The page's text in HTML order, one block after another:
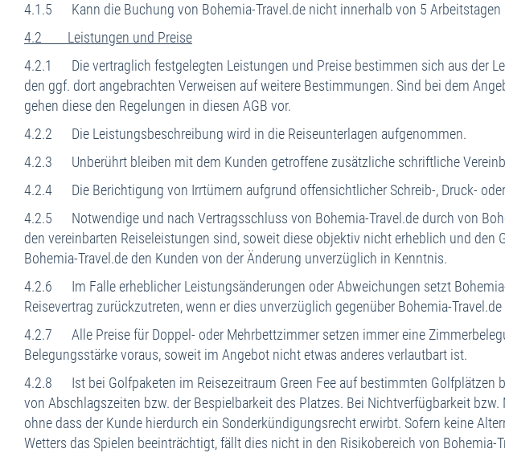
4.1.5 Kann die Buchung von Bohemia-Travel.de nicht innerhalb von 5
4.2 Leistungen und Preise
4.2.1 Die vertraglich festgelegten Leistungen und Preise bestimmen sich aus der
den ggf. dort angebrachten Verweisen auf weitere Bestimmungen. Sind bei dem
gehen diese den Regelungen in diesen AGB vor.
4.2.2 Die Leistungsbeschreibung wird in die Reiseunterlagen aufgenommen.
4.2.3 Unberührt bleiben mit dem Kunden getroffene zusätzliche schriftliche
4.2.4 Die Berichtigung von Irrtümern aufgrund offensichtlicher Schreib-, Druck-
4.2.5 Notwendige und nach Vertragsschluss von Bohemia-Travel.de durch von
den vereinbarten Reiseleistungen sind, soweit diese objektiv nicht erheblich und
Bohemia-Travel.de den Kunden von der Änderung unverzüglich in Kenntnis.
4.2.6 Im Falle erheblicher Leistungsänderungen oder Abweichungen setzt
Reisevertrag zurückzutreten, wenn er dies unverzüglich gegenüber Bohemia-
4.2.7 Alle Preise für Doppel- oder Mehrbettzimmer setzen immer eine
Belegungsstärke voraus, soweit im Angebot nicht etwas anderes verlautbart ist.
4.2.8 Ist bei Golfpaketen im Reisezeitraum Green Fee auf bestimmten Golfplätzen
von Abschlagszeiten bzw. der Bespielbarkeit des Platzes. Bei Nichtverfügbarkeit
ohne dass der Kunde hierdurch ein Sonderkündigungsrecht erwirbt. Sofern keine
Wetters das Spielen beeinträchtigt, fällt dies nicht in den Risikobereich von Bohemia-